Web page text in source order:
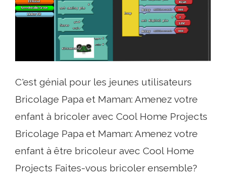
C'est génial pour les jeunes utilisateurs
Bricolage Papa et Maman: Amenez votre
enfant à bricoler avec Cool Home Projects
Bricolage Papa et Maman: Amenez votre
enfant à être bricoleur avec Cool Home
Projects Faites-vous bricoler ensemble?